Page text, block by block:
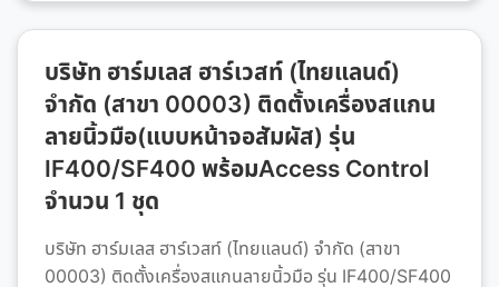
บริษัท ฮาร์มเลส ฮาร์เวสท์ (ไทยแลนด์)
จำกัด (สาขา 00003) ติดตั้งเครื่องสแกน
ลายนิ้วมือ(แบบหน้าจอสัมผัส) รุ่น
IF400/SF400 พร้อมAccess Control
จำนวน 1 ชุด
บริษัท ฮาร์มเลส ฮาร์เวสท์ (ไทยแลนด์) จำกัด (สาขา
00003) ติดตั้งเครื่องสแกนลายนิ้วมือ รุ่น IF400/SF400